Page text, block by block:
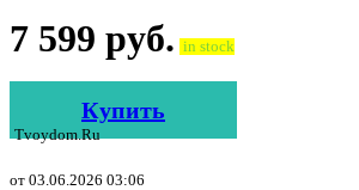
7 599 руб. in stock
Купить
Tvoydom.ru
от 03.06.2026 03:06